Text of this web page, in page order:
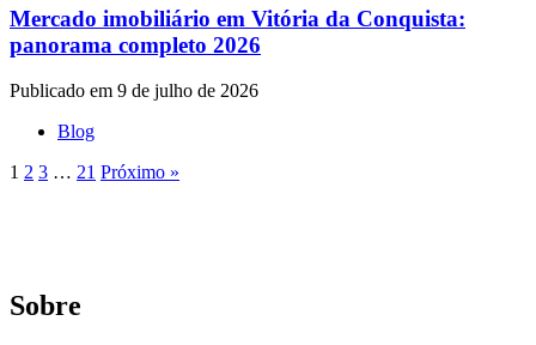
Mercado imobiliário em Vitória da Conquista:
panorama completo 2026
Publicado em 9 de julho de 2026
Blog
1 2 3 … 21 Próximo »
Sobre